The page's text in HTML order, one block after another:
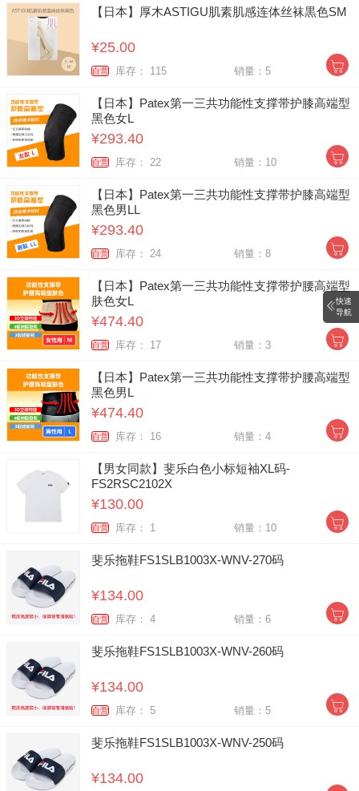
【日本】厚木ASTIGU肌素肌感连体丝袜黒色SM
¥25.00
自营 库存： 115 销量：5
【日本】Patex第一三共功能性支撑带护膝高端型
黑色女L
¥293.40
自营 库存： 22 销量：10
【日本】Patex第一三共功能性支撑带护膝高端型
黑色男LL
¥293.40
自营 库存： 24 销量：8
【日本】Patex第一三共功能性支撑带护腰高端型
肤色女L
¥474.40
自营 库存： 17 销量：3
【日本】Patex第一三共功能性支撑带护腰高端型
黑色男L
¥474.40
自营 库存： 16 销量：4
【男女同款】斐乐白色小标短袖XL码-
FS2RSC2102X
¥130.00
自营 库存： 1 销量：10
斐乐拖鞋FS1SLB1003X-WNV-270码
¥134.00
自营 库存： 4 销量：6
斐乐拖鞋FS1SLB1003X-WNV-260码
¥134.00
自营 库存： 5 销量：5
斐乐拖鞋FS1SLB1003X-WNV-250码
¥134.00
快速
导航